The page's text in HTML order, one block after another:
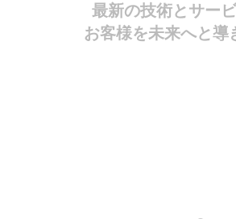
最新の技術とサー
お客様を未来へと導